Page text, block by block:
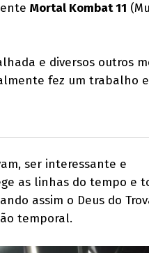
Mortal Kombat 11
e diversos outros
fez um trabalho
ser interessante e
as linhas do tempo e
assim o Deus do
temporal.